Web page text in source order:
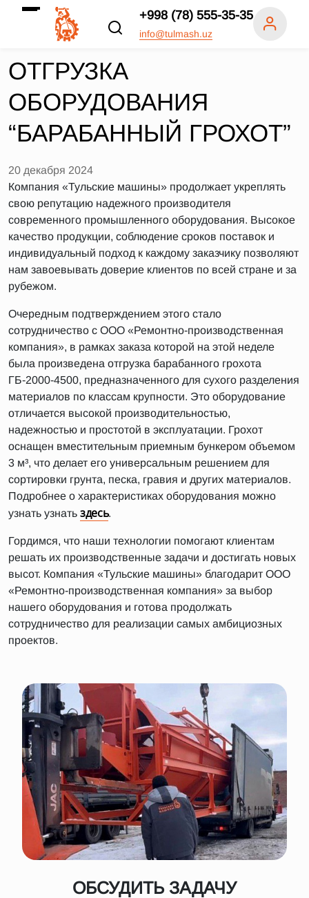
+998 (78) 555-35-35
info@tulmash.uz
ОТГРУЗКА
ОБОРУДОВАНИЯ
“БАРАБАННЫЙ ГРОХОТ”
20 декабря 2024
Компания «Тульские машины» продолжает укреплять
свою репутацию надежного производителя
современного промышленного оборудования. Высокое
качество продукции, соблюдение сроков поставок и
индивидуальный подход к каждому заказчику позволяют
нам завоевывать доверие клиентов по всей стране и за
рубежом.
Очередным подтверждением этого стало
сотрудничество с ООО «Ремонтно-производственная
компания», в рамках заказа которой на этой неделе
была произведена отгрузка барабанного грохота
ГБ-2000-4500, предназначенного для сухого разделения
материалов по классам крупности. Это оборудование
отличается высокой производительностью,
надежностью и простотой в эксплуатации. Грохот
оснащен вместительным приемным бункером объемом
3 м³, что делает его универсальным решением для
сортировки грунта, песка, гравия и других материалов.
Подробнее о характеристиках оборудования можно
узнать узнать здесь.
Гордимся, что наши технологии помогают клиентам
решать их производственные задачи и достигать новых
высот. Компания «Тульские машины» благодарит ООО
«Ремонтно-производственная компания» за выбор
нашего оборудования и готова продолжать
сотрудничество для реализации самых амбициозных
проектов.
ОБСУДИТЬ ЗАДАЧУ